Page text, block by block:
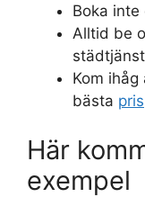
Boka
Alltid be
städtjänst
Kom
bästa pris
Här
exempel